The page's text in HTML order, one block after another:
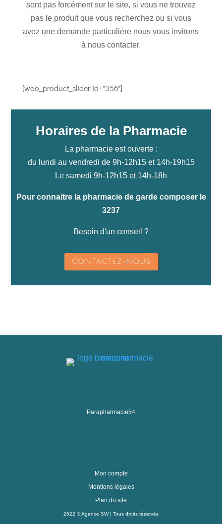
sont pas forcément sur le site, si vous ne trouvez
pas le produit que vous recherchez ou si vous
avez une demande particulière nous vous invitons
à nous contacter.
[woo_product_slider id="356"]
Horaires de la Pharmacie
La pharmacie est ouverte :
du lundi au vendredi de 9h-12h15 et 14h-19h15
Le samedi 9h-12h15 et 14h-18h
Pour connaitre la pharmacie de garde composer le
3237
Besoin d'un conseil ?
CONTACTEZ-NOUS
Parapharmacie54
Mon compte
Mentions légales
Plan du site
2022 ©Agence SW| Tous droits réservés